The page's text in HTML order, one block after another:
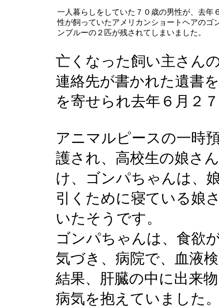
一人暮らしをしていた７０歳の男性が、去年
性が飼っていたアメリカンショートヘアのゴ
ンブルーの２匹が残されてしまいました。
亡くなった飼い主さん
連絡先が書かれた遺書
を寄せられ去年６月２
アニマルピースの一時
護され、高校生の娘さ
け、ゴンパちゃんは、
引くために寝ている娘
いたそうです。
ゴンパちゃんは、食欲
気づき、病院で、血液
結果、肝臓の中に出来
病気を抱えていました